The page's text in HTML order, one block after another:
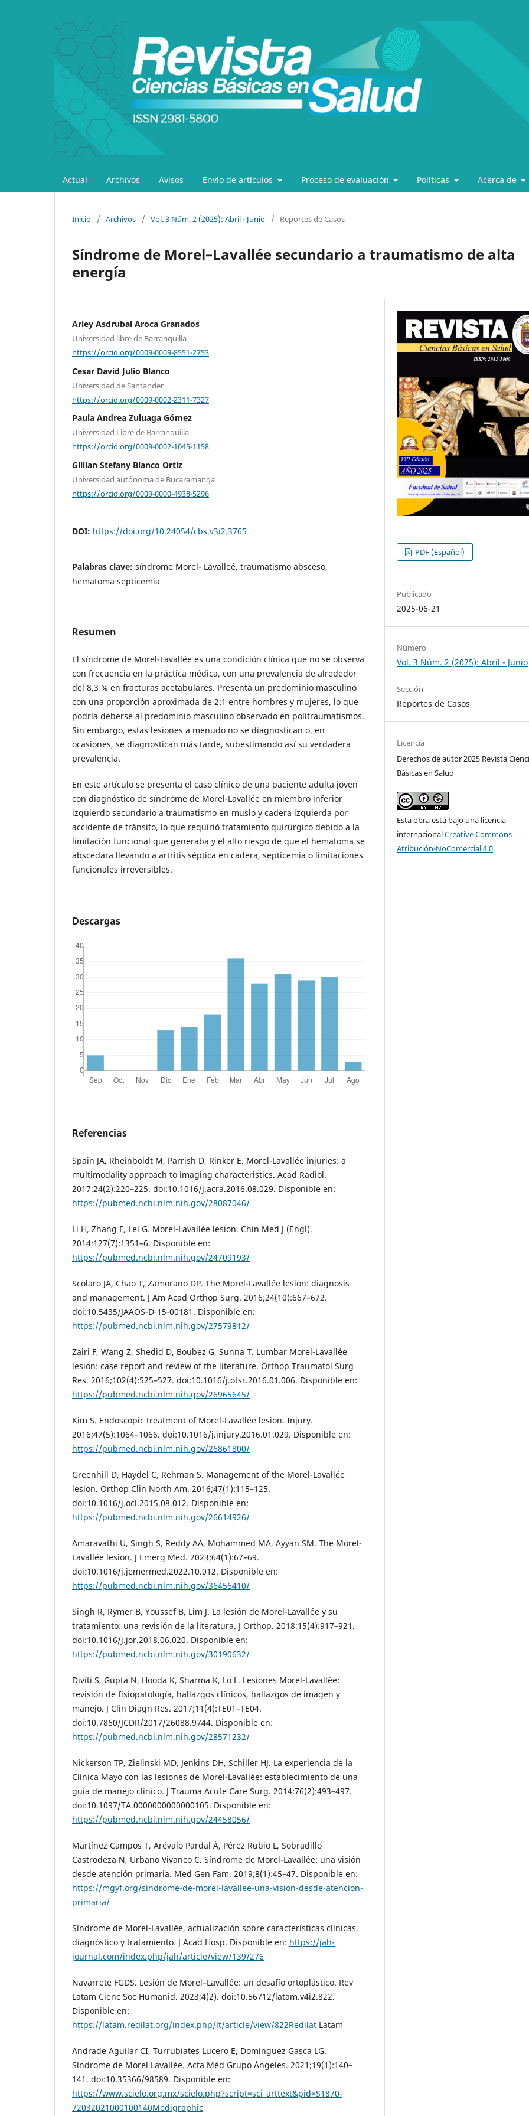
Actual Archivos Avisos Envío de artículos Proceso de evaluación Políticas Acerca de
Inicio / Archivos / Vol. 3 Núm. 2 (2025): Abril - Junio / Reportes de Casos
Síndrome de Morel–Lavallée secundario a traumatismo de alta
energía
Arley Asdrubal Aroca Granados
Universidad libre de Barranquilla
https://orcid.org/0009-0009-8551-2753
Cesar David Julio Blanco
Universidad de Santander
https://orcid.org/0009-0002-2311-7327
Paula Andrea Zuluaga Gómez
Universidad Libre de Barranquilla
https://orcid.org/0009-0002-1045-1158
Gillian Stefany Blanco Ortiz
Universidad autónoma de Bucaramanga
https://orcid.org/0009-0000-4938-5296
DOI: https://doi.org/10.24054/cbs.v3i2.3765
Palabras clave: síndrome Morel- Lavalleé, traumatismo absceso,
hematoma septicemia
Resumen
El síndrome de Morel-Lavallée es una condición clínica que no se observa
con frecuencia en la práctica médica, con una prevalencia de alrededor
del 8,3 % en fracturas acetabulares. Presenta un predominio masculino
con una proporción aproximada de 2:1 entre hombres y mujeres, lo que
podría deberse al predominio masculino observado en politraumatismos.
Sin embargo, estas lesiones a menudo no se diagnostican o, en
ocasiones, se diagnostican más tarde, subestimando así su verdadera
prevalencia.
En este artículo se presenta el caso clínico de una paciente adulta joven
con diagnóstico de síndrome de Morel-Lavallée en miembro inferior
izquierdo secundario a traumatismo en muslo y cadera izquierda por
accidente de tránsito, lo que requirió tratamiento quirúrgico debido a la
limitación funcional que generaba y el alto riesgo de que el hematoma se
abscedara llevando a artritis séptica en cadera, septicemia o limitaciones
funcionales irreversibles.
Descargas
Referencias
Spain JA, Rheinboldt M, Parrish D, Rinker E. Morel-Lavallée injuries: a
multimodality approach to imaging characteristics. Acad Radiol.
2017;24(2):220–225. doi:10.1016/j.acra.2016.08.029. Disponible en:
https://pubmed.ncbi.nlm.nih.gov/28087046/
Li H, Zhang F, Lei G. Morel-Lavallée lesion. Chin Med J (Engl).
2014;127(7):1351–6. Disponible en:
https://pubmed.ncbi.nlm.nih.gov/24709193/
Scolaro JA, Chao T, Zamorano DP. The Morel-Lavallée lesion: diagnosis
and management. J Am Acad Orthop Surg. 2016;24(10):667–672.
doi:10.5435/JAAOS-D-15-00181. Disponible en:
https://pubmed.ncbi.nlm.nih.gov/27579812/
Zairi F, Wang Z, Shedid D, Boubez G, Sunna T. Lumbar Morel-Lavallée
lesion: case report and review of the literature. Orthop Traumatol Surg
Res. 2016;102(4):525–527. doi:10.1016/j.otsr.2016.01.006. Disponible en:
https://pubmed.ncbi.nlm.nih.gov/26965645/
Kim S. Endoscopic treatment of Morel-Lavallée lesion. Injury.
2016;47(5):1064–1066. doi:10.1016/j.injury.2016.01.029. Disponible en:
https://pubmed.ncbi.nlm.nih.gov/26861800/
Greenhill D, Haydel C, Rehman S. Management of the Morel-Lavallée
lesion. Orthop Clin North Am. 2016;47(1):115–125.
doi:10.1016/j.ocl.2015.08.012. Disponible en:
https://pubmed.ncbi.nlm.nih.gov/26614926/
Amaravathi U, Singh S, Reddy AA, Mohammed MA, Ayyan SM. The Morel-
Lavallée lesion. J Emerg Med. 2023;64(1):67–69.
doi:10.1016/j.jemermed.2022.10.012. Disponible en:
https://pubmed.ncbi.nlm.nih.gov/36456410/
Singh R, Rymer B, Youssef B, Lim J. La lesión de Morel-Lavallée y su
tratamiento: una revisión de la literatura. J Orthop. 2018;15(4):917–921.
doi:10.1016/j.jor.2018.06.020. Disponible en:
https://pubmed.ncbi.nlm.nih.gov/30190632/
Diviti S, Gupta N, Hooda K, Sharma K, Lo L. Lesiones Morel-Lavallée:
revisión de fisiopatología, hallazgos clínicos, hallazgos de imagen y
manejo. J Clin Diagn Res. 2017;11(4):TE01–TE04.
doi:10.7860/JCDR/2017/26088.9744. Disponible en:
https://pubmed.ncbi.nlm.nih.gov/28571232/
Nickerson TP, Zielinski MD, Jenkins DH, Schiller HJ. La experiencia de la
Clínica Mayo con las lesiones de Morel-Lavallée: establecimiento de una
guía de manejo clínico. J Trauma Acute Care Surg. 2014;76(2):493–497.
doi:10.1097/TA.0000000000000105. Disponible en:
https://pubmed.ncbi.nlm.nih.gov/24458056/
Martínez Campos T, Arévalo Pardal Á, Pérez Rubio L, Sobradillo
Castrodeza N, Urbano Vivanco C. Síndrome de Morel-Lavallée: una visión
desde atención primaria. Med Gen Fam. 2019;8(1):45–47. Disponible en:
https://mgyf.org/sindrome-de-morel-lavallee-una-vision-desde-atencion-
primaria/
Síndrome de Morel-Lavallée, actualización sobre características clínicas,
diagnóstico y tratamiento. J Acad Hosp. Disponible en: https://jah-
journal.com/index.php/jah/article/view/139/276
Navarrete FGDS. Lesión de Morel–Lavallée: un desafío ortoplástico. Rev
Latam Cienc Soc Humanid. 2023;4(2). doi:10.56712/latam.v4i2.822.
Disponible en:
https://latam.redilat.org/index.php/lt/article/view/822Redilat Latam
Andrade Aguilar CI, Turrubiates Lucero E, Domínguez Gasca LG.
Síndrome de Morel Lavallée. Acta Méd Grupo Ángeles. 2021;19(1):140–
141. doi:10.35366/98589. Disponible en:
https://www.scielo.org.mx/scielo.php?script=sci_arttext&pid=S1870-
72032021000100140Medigraphic
PDF (Español)
Publicado
2025-06-21
Número
Vol. 3 Núm. 2 (2025): Abril - Junio
Sección
Reportes de Casos
Licencia
Derechos de autor 2025 Revista
Básicas en Salud
Esta obra está bajo una licencia
internacionalCreative Commons
Atribución-NoComercial 4.0.